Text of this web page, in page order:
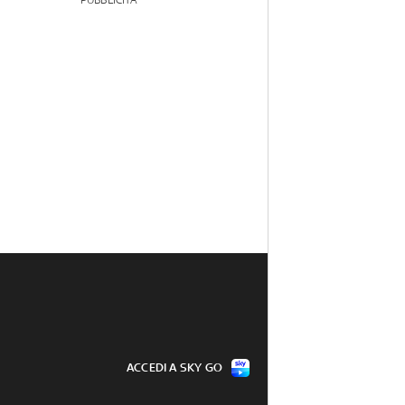
ACCEDI A SKY GO